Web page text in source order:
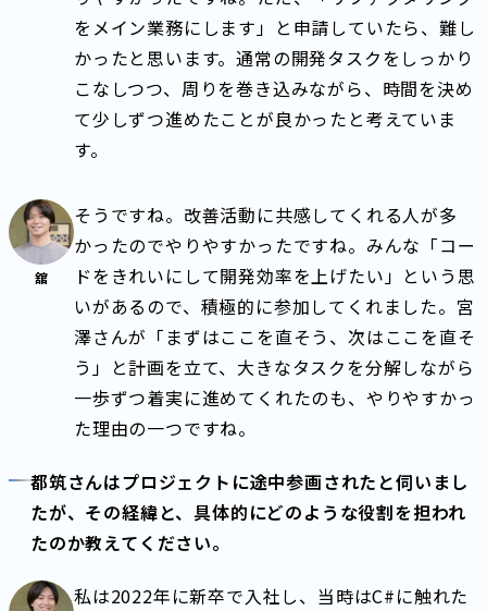
をメイン業務にします」と申請していたら、難し
かったと思います。通常の開発タスクをしっかり
こなしつつ、周りを巻き込みながら、時間を決め
て少しずつ進めたことが良かったと考えていま
す。
舘
そうですね。改善活動に共感してくれる人が多
かったのでやりやすかったですね。みんな「コー
ドをきれいにして開発効率を上げたい」という思
いがあるので、積極的に参加してくれました。宮
澤さんが「まずはここを直そう、次はここを直そ
う」と計画を立て、大きなタスクを分解しながら
一歩ずつ着実に進めてくれたのも、やりやすかっ
た理由の一つですね。
都筑さんはプロジェクトに途中参画されたと伺いまし
たが、その経緯と、具体的にどのような役割を担われ
たのか教えてください。
私は2022年に新卒で入社し、当時はC#に触れた